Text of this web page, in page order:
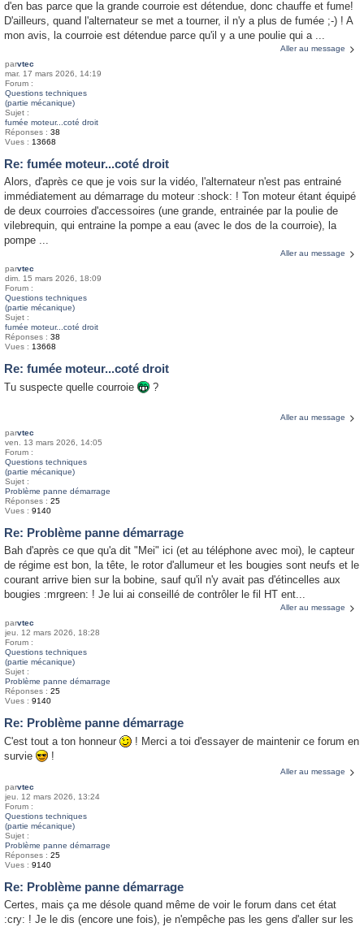
d'en bas parce que la grande courroie est détendue, donc chauffe et fume!
D'ailleurs, quand l'alternateur se met a tourner, il n'y a plus de fumée ;-) ! A
mon avis, la courroie est détendue parce qu'il y a une poulie qui a ...
Aller au message
parvtec
mar. 17 mars 2026, 14:19
Forum :
Questions techniques
(partie mécanique)
Sujet :
fumée moteur...coté droit
Réponses : 38
Vues : 13668
Re: fumée moteur...coté droit
Alors, d'après ce que je vois sur la vidéo, l'alternateur n'est pas entrainé
immédiatement au démarrage du moteur :shock: ! Ton moteur étant équipé
de deux courroies d'accessoires (une grande, entrainée par la poulie de
vilebrequin, qui entraine la pompe a eau (avec le dos de la courroie), la
pompe ...
Aller au message
parvtec
dim. 15 mars 2026, 18:09
Forum :
Questions techniques
(partie mécanique)
Sujet :
fumée moteur...coté droit
Réponses : 38
Vues : 13668
Re: fumée moteur...coté droit
Tu suspecte quelle courroie ?
Aller au message
parvtec
ven. 13 mars 2026, 14:05
Forum :
Questions techniques
(partie mécanique)
Sujet :
Problème panne démarrage
Réponses : 25
Vues : 9140
Re: Problème panne démarrage
Bah d'après ce que qu'a dit "Mei" ici (et au téléphone avec moi), le capteur
de régime est bon, la tête, le rotor d'allumeur et les bougies sont neufs et le
courant arrive bien sur la bobine, sauf qu'il n'y avait pas d'étincelles aux
bougies :mrgreen: ! Je lui ai conseillé de contrôler le fil HT ent...
Aller au message
parvtec
jeu. 12 mars 2026, 18:28
Forum :
Questions techniques
(partie mécanique)
Sujet :
Problème panne démarrage
Réponses : 25
Vues : 9140
Re: Problème panne démarrage
C'est tout a ton honneur
! Merci a toi d'essayer de maintenir ce forum en
survie
!
Aller au message
parvtec
jeu. 12 mars 2026, 13:24
Forum :
Questions techniques
(partie mécanique)
Sujet :
Problème panne démarrage
Réponses : 25
Vues : 9140
Re: Problème panne démarrage
Certes, mais ça me désole quand même de voir le forum dans cet état
:cry: ! Je le dis (encore une fois), je n'empêche pas les gens d'aller sur les